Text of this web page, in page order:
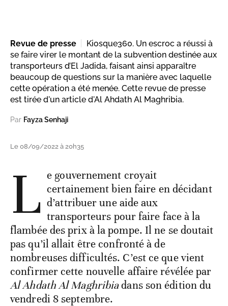
Revue de presse
Kiosque360. Un escroc a réussi à
se faire virer le montant de la subvention destinée aux
transporteurs d’El Jadida, faisant ainsi apparaître
beaucoup de questions sur la manière avec laquelle
cette opération a été menée. Cette revue de presse
est tirée d'un article d'Al Ahdath Al Maghribia.
Par Fayza Senhaji
Le 08/09/2022 à 20h35
L e gouvernement croyait
certainement bien faire en décidant
d’attribuer une aide aux
transporteurs pour faire face à la
flambée des prix à la pompe. Il ne se doutait
pas qu’il allait être confronté à de
nombreuses difficultés. C’est ce que vient
confirmer cette nouvelle affaire révélée par
Al Ahdath Al Maghribiadans son édition du
vendredi 8 septembre.